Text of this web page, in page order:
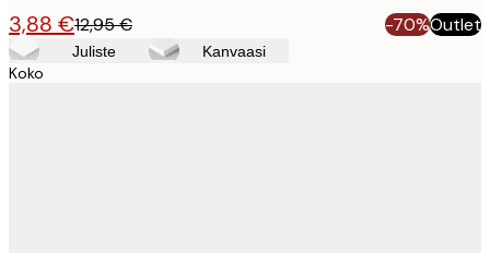
3,88 €12,95 € -70%Outlet
Juliste Kanvaasi
Koko